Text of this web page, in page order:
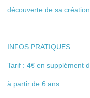
découverte de sa
INFOS PRATIQUES
Tarif : 4€ en supplément
à partir de 6 ans